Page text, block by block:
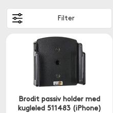
Filter
Brodit passiv holder med
kugleled 511483 (iPhone)